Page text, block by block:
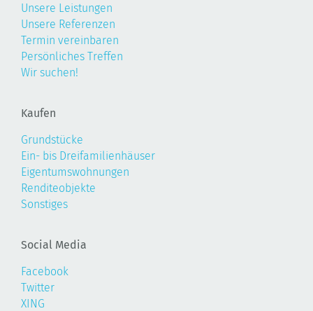
Unsere Leistungen
Unsere Referenzen
Termin vereinbaren
Persönliches Treffen
Wir suchen!
Kaufen
Grundstücke
Ein- bis Dreifamilienhäuser
Eigentumswohnungen
Renditeobjekte
Sonstiges
Social Media
Facebook
Twitter
XING